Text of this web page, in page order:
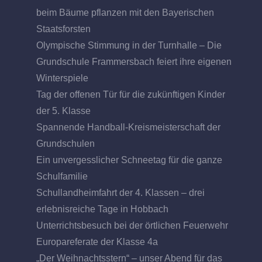
beim Bäume pflanzen mit den Bayerischen
Staatsforsten
Olympische Stimmung in der Turnhalle – Die
Grundschule Frammersbach feiert ihre eigenen
Winterspiele
Tag der offenen Tür für die zukünftigen Kinder
der 5. Klasse
Spannende Handball-Kreismeisterschaft der
Grundschulen
Ein unvergesslicher Schneetag für die ganze
Schulfamilie
Schullandheimfahrt der 4. Klassen – drei
erlebnisreiche Tage in Hobbach
Unterrichtsbesuch bei der örtlichen Feuerwehr
Europareferate der Klasse 4a
„Der Weihnachtsstern“ – unser Abend für das